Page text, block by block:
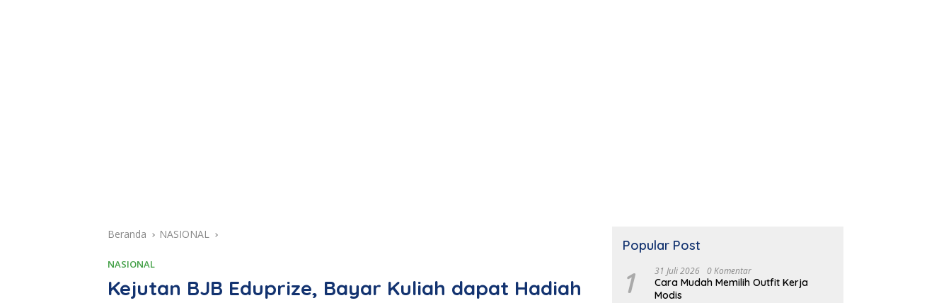
Beranda NASIONAL
NASIONAL
Kejutan BJB Eduprize, Bayar Kuliah dapat Hadiah
Popular Post
1 31 Juli 2026 0 Komentar
Cara Mudah Memilih Outfit Kerja
Modis